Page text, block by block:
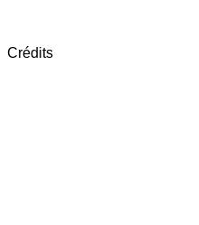
Crédits